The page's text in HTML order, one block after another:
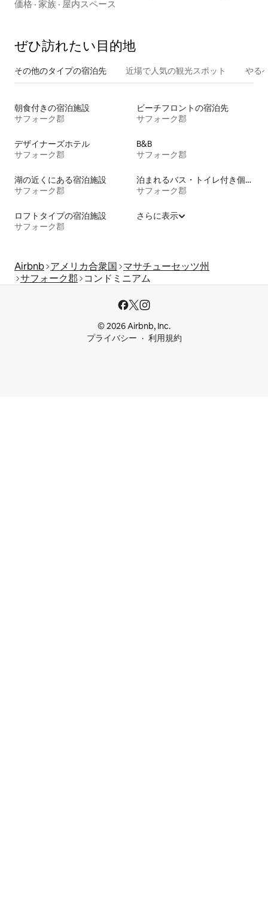
価格 · 家族 · 屋内スペース
ぜひ訪⁠れ⁠た⁠い目⁠的⁠地
その他のタ⁠イ⁠プ⁠の宿⁠泊⁠先 近場で人気の観光スポット やる
朝食付きの宿泊施設
サフォーク郡
ビーチフロントの宿泊先
サフォーク郡
デザイナーズホテル
サフォーク郡
B&B
サフォーク郡
湖の近くにある宿泊施設
サフォーク郡
泊まれるバス・トイレ付き個室
サフォーク郡
ロフトタイプの宿泊施設
サフォーク郡
さらに表示
Airbnb アメリカ合衆国 マサチューセッツ州
サフォーク郡
コンドミニアム
© 2026 Airbnb, Inc.
プライバシー
利用規約